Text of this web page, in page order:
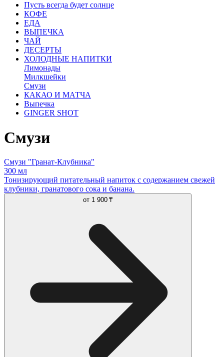
Пусть всегда будет солнце
КОФЕ
ЕДА
ВЫПЕЧКА
ЧАЙ
ДЕСЕРТЫ
ХОЛОДНЫЕ НАПИТКИ
Лимонады
Милкшейки
Смузи
КАКАО И МАТЧА
Выпечка
GINGER SHOT
Смузи
Смузи "Гранат-Клубника"
300 мл
Тонизирующий питательный напиток с содержанием свежей
клубники, гранатового сока и банана.
от 1 900 ₸